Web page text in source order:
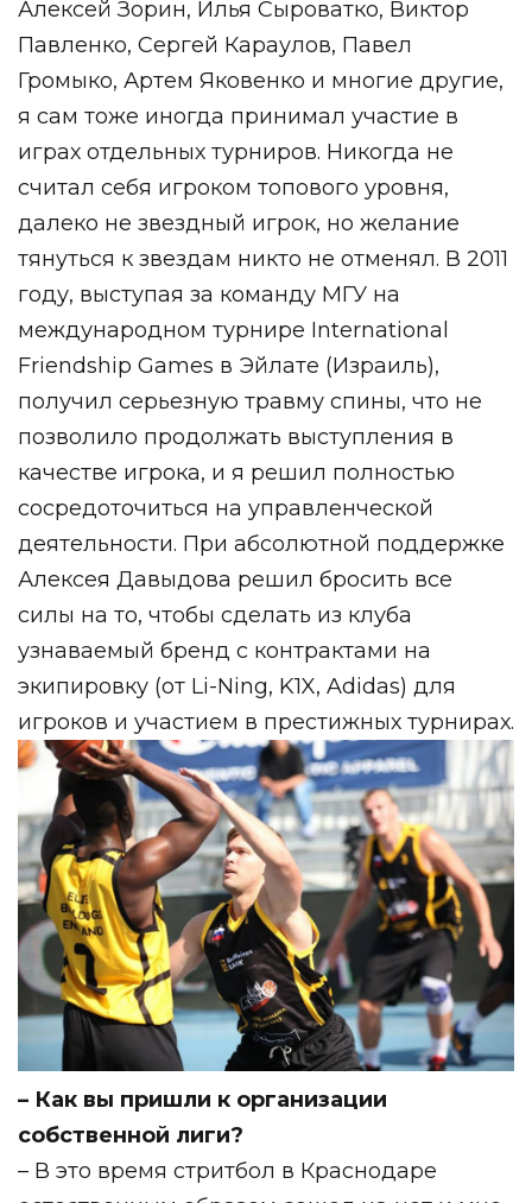
Алексей Зорин, Илья Сыроватко, Виктор
Павленко, Сергей Караулов, Павел
Громыко, Артем Яковенко и многие другие,
я сам тоже иногда принимал участие в
играх отдельных турниров. Никогда не
считал себя игроком топового уровня,
далеко не звездный игрок, но желание
тянуться к звездам никто не отменял. В 2011
году, выступая за команду МГУ на
международном турнире International
Friendship Games в Эйлате (Израиль),
получил серьезную травму спины, что не
позволило продолжать выступления в
качестве игрока, и я решил полностью
сосредоточиться на управленческой
деятельности. При абсолютной поддержке
Алексея Давыдова решил бросить все
силы на то, чтобы сделать из клуба
узнаваемый бренд с контрактами на
экипировку (от Li-Ning, K1X, Adidas) для
игроков и участием в престижных турнирах.
– Как вы пришли к организации
собственной лиги?
– В это время стритбол в Краснодаре